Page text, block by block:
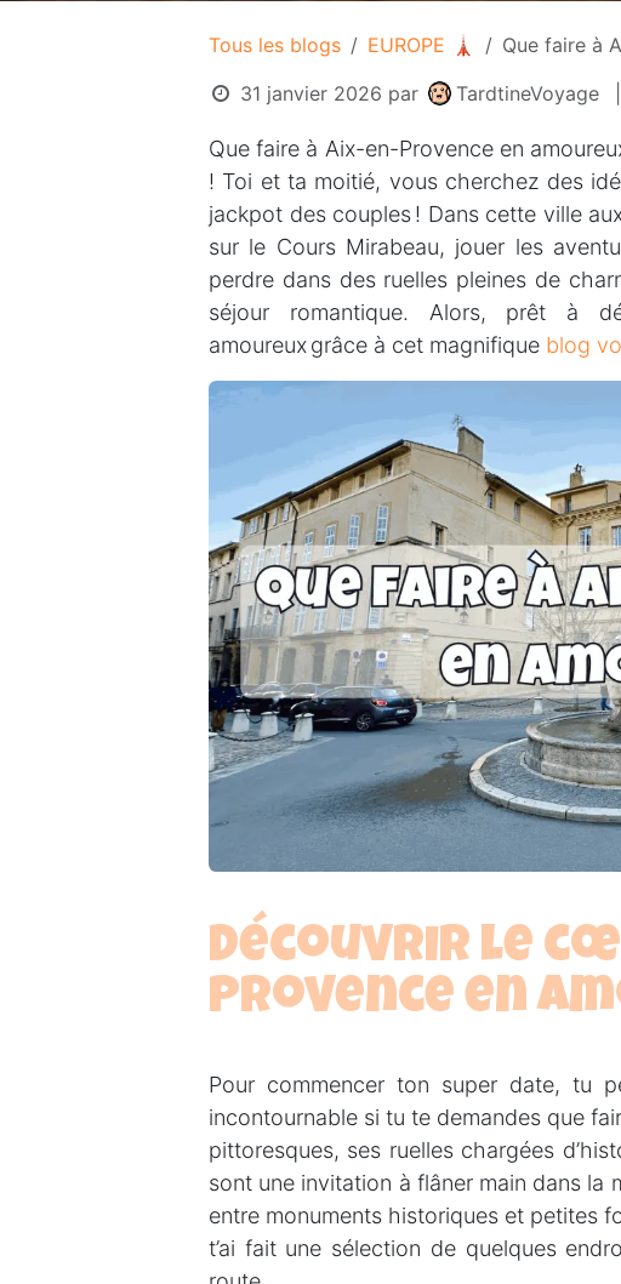
Tous les blogs EUROPE 🗼
Que faire à
31 janvier 2026 par TardtineVoyage
Que faire à Aix-en-Provence en
! Toi et ta moitié, vous cherchez des
jackpot des couples ! Dans cette ville
sur le Cours Mirabeau, jouer les
perdre dans des ruelles pleines de
séjour romantique. Alors, prêt à
amoureux grâce à cet magnifique blog
Découvrir le
Provence en
Pour commencer ton super date, tu
incontournable si tu te demandes que
pittoresques, ses ruelles chargées
sont une invitation à flâner main dans la
entre monuments historiques et petites
t’ai fait une sélection de quelques